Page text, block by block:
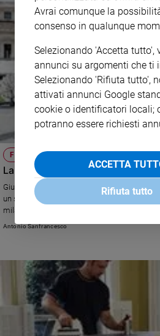
FESTIVAL BIBLICO
La Bibbia è pop e parla (ancora) a
Giunta quest’anno all’undicesima
un successo crescente, passando dalle
mila dello scorso. Il segreto? «Utilizziamo i
musica all'arte allo spettacolo», spiega don
Antonio Sanfrancesco
Avrai comunque la
consenso in qualunque
Selezionando 'Accetta tutto',
annunci su argomenti che ti
Selezionando 'Rifiuta tutto',
attivati annunci Google
cookie o identificatori locali;
potranno essere richiesti
ACCETTA
Rifiuta tutto